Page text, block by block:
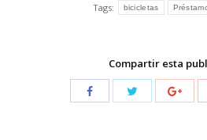
Tags: bicicletas
Compartir esta